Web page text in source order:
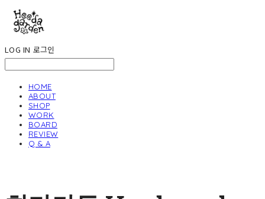
LOG IN 로그인
HOME
ABOUT
SHOP
WORK
BOARD
REVIEW
Q & A